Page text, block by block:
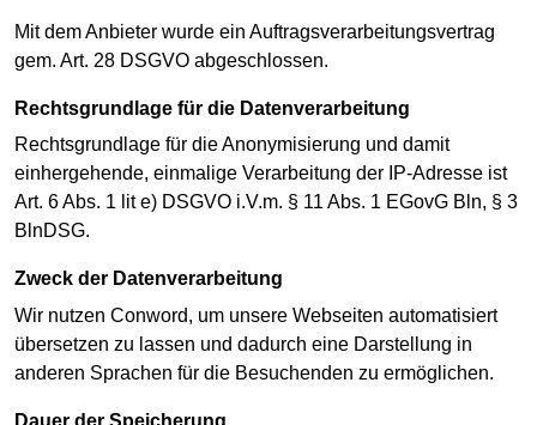
Mit dem Anbieter wurde ein Auftragsverarbeitungsvertrag
gem. Art. 28 DSGVO abgeschlossen.
Rechtsgrundlage für die Datenverarbeitung
Rechtsgrundlage für die Anonymisierung und damit
einhergehende, einmalige Verarbeitung der IP-Adresse ist
Art. 6 Abs. 1 lit e) DSGVO i.V.m. § 11 Abs. 1 EGovG Bln, § 3
BlnDSG.
Zweck der Datenverarbeitung
Wir nutzen Conword, um unsere Webseiten automatisiert
übersetzen zu lassen und dadurch eine Darstellung in
anderen Sprachen für die Besuchenden zu ermöglichen.
Dauer der Speicherung